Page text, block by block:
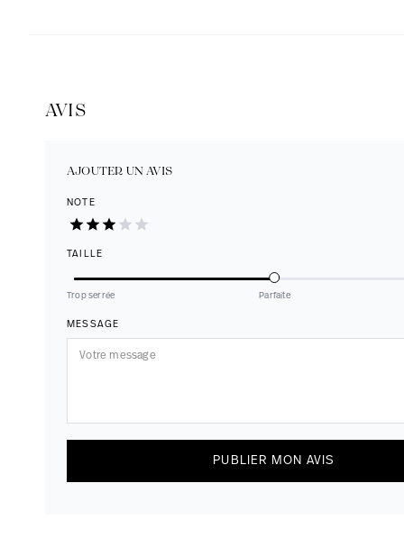
AVIS
AJOUTER UN AVIS
NOTE
TAILLE
Trop serrée Parfaite
MESSAGE
PUBLIER MON AVIS